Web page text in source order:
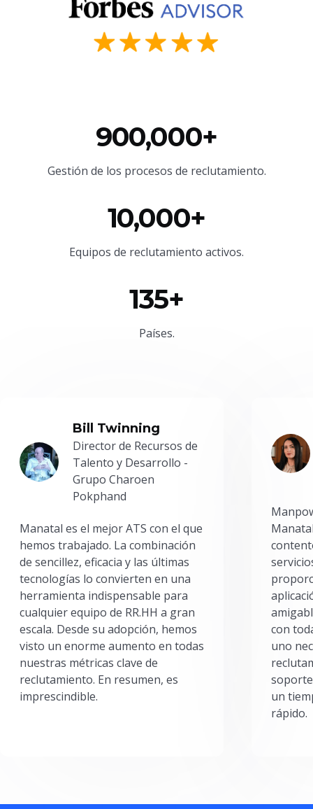
900,000+
Gestión de los procesos de reclutamiento.
10,000+
Equipos de reclutamiento activos.
135+
Países.
Bill Twinning
Director de Recursos de
Talento y Desarrollo -
Grupo Charoen
Pokphand
Manatal es el mejor ATS con el que
hemos trabajado. La combinación
de sencillez, eficacia y las últimas
tecnologías lo convierten en una
herramienta indispensable para
cualquier equipo de RR.HH a gran
escala. Desde su adopción, hemos
visto un enorme aumento en todas
nuestras métricas clave de
reclutamiento. En resumen, es
imprescindible.
con
uno
un
rápido.